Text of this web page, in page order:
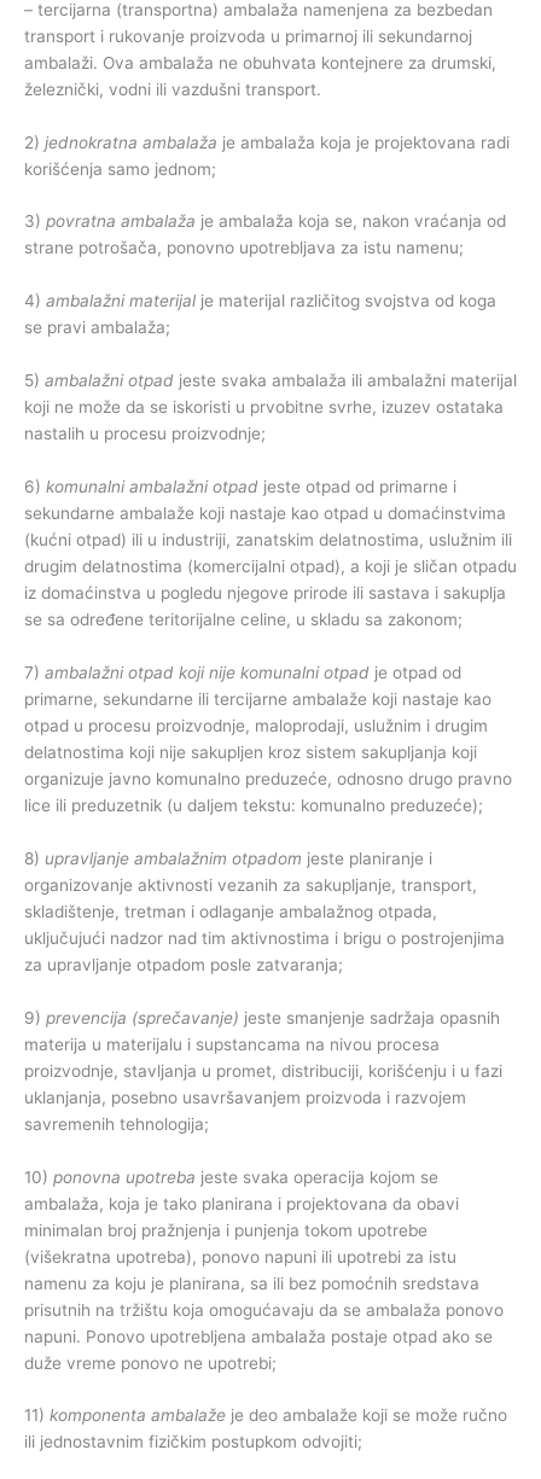
– tercijarna (transportna) ambalaža namenjena za bezbedan
transport i rukovanje proizvoda u primarnoj ili sekundarnoj
ambalaži. Ova ambalaža ne obuhvata kontejnere za drumski,
železnički, vodni ili vazdušni transport.
2) jednokratna ambalaža je ambalaža koja je projektovana radi
korišćenja samo jednom;
3) povratna ambalaža je ambalaža koja se, nakon vraćanja od
strane potrošača, ponovno upotrebljava za istu namenu;
4) ambalažnimaterijal je materijal različitog svojstva od koga
se pravi ambalaža;
5) ambalažni otpad jeste svaka ambalaža ili ambalažni materijal
koji ne može da se iskoristi u prvobitne svrhe, izuzev ostataka
nastalih u procesu proizvodnje;
6) komunalni ambalažni otpad jeste otpad od primarne i
sekundarne ambalaže koji nastaje kao otpad u domaćinstvima
(kućni otpad) ili u industriji, zanatskim delatnostima, uslužnim ili
drugim delatnostima (komercijalni otpad), a koji je sličan otpadu
iz domaćinstva u pogledu njegove prirode ili sastava i sakuplja
se sa određene teritorijalne celine, u skladu sa zakonom;
7) ambalažni otpad koji nije komunalni otpad je otpad od
primarne, sekundarne ili tercijarne ambalaže koji nastaje kao
otpad u procesu proizvodnje, maloprodaji, uslužnim i drugim
delatnostima koji nije sakupljen kroz sistem sakupljanja koji
organizuje javno komunalno preduzeće, odnosno drugo pravno
lice ili preduzetnik (u daljem tekstu: komunalno preduzeće);
8) upravljanje ambalažnim otpadom jeste planiranje i
organizovanje aktivnosti vezanih za sakupljanje, transport,
skladištenje, tretman i odlaganje ambalažnog otpada,
uključujući nadzor nad tim aktivnostima i brigu o postrojenjima
za upravljanje otpadom posle zatvaranja;
9) prevencija (sprečavanje) jeste smanjenje sadržaja opasnih
materija u materijalu i supstancama na nivou procesa
proizvodnje, stavljanja u promet, distribuciji, korišćenju i u fazi
uklanjanja, posebno usavršavanjem proizvoda i razvojem
savremenih tehnologija;
10) ponovna upotreba jeste svaka operacija kojom se
ambalaža, koja je tako planirana i projektovana da obavi
minimalan broj pražnjenja i punjenja tokom upotrebe
(višekratna upotreba), ponovo napuni ili upotrebi za istu
namenu za koju je planirana, sa ili bez pomoćnih sredstava
prisutnih na tržištu koja omogućavaju da se ambalaža ponovo
napuni. Ponovo upotrebljena ambalaža postaje otpad ako se
duže vreme ponovo ne upotrebi;
11) komponenta ambalaže je deo ambalaže koji se može ručno
ili jednostavnim fizičkim postupkom odvojiti;